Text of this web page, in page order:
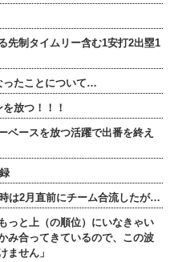
先制タイムリー含む1安打2出塁1
ったことについて…
放つ！！！
ベースを放つ活躍で出番を終え
は2月直前にチーム合流したが…
っと上（の順位）にいなきゃい
み合ってきているので、この波
ません」